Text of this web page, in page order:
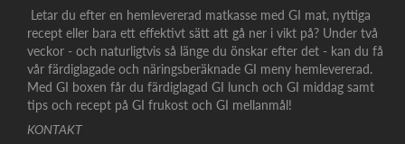
Letar du efter en hemlevererad matkasse med GI mat, nyttiga
recept eller bara ett effektivt sätt att gå ner i vikt på? Under två
veckor - och naturligtvis så länge du önskar efter det - kan du få
vår färdiglagade och näringsberäknade GI meny hemlevererad.
Med GI boxen får du färdiglagad GI lunch och GI middag samt
tips och recept på GI frukost och GI mellanmål!
KONTAKT